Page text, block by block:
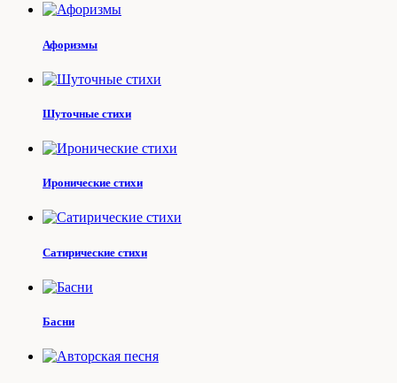
Афоризмы
Шуточные стихи
Иронические стихи
Сатирические стихи
Басни